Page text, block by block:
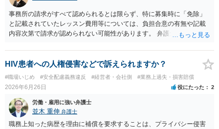
継続が客観的に困難といえる事情があるかが重要です。 未成年であれ
ば、契約時に親権者の同意があったか、契約期間・活動義務・中途辞
退時の扱いについて親権者に説明されていたかも確認すべきです。 現
時点では、安易に支払義務を認めず、契約書、募集記事、LINE等を保
存したうえで、請求費目、金額、根拠資料の明示を求めるのがよいと
思います。回答前に弁護士へ相談することをおすすめします。
事務所の請求がすべて認められるとは限らず、特に募集時に「免除」
と記載されていたレッスン費用等については、負担合意の有無や記載
内容次第で請求が認められない可能性があります。 弁護士対応を示唆
相談されることをおすすめします。
HIV患者への人権侵害などで訴えられますか？
#職場いじめ #安全配慮義務違反 #経営者・会社側 #業務上過失・損害賠償
2026年6月26日 役にたった 2
労働・雇用に強い弁護士
並木 重伸 弁護士
職務上知った病歴を理由に補償を要求することは、プライバシー侵害